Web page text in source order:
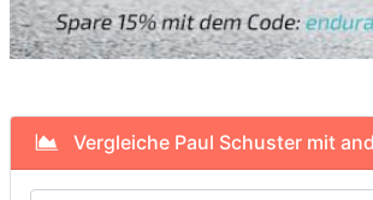
Vergleiche Paul Schuster mit